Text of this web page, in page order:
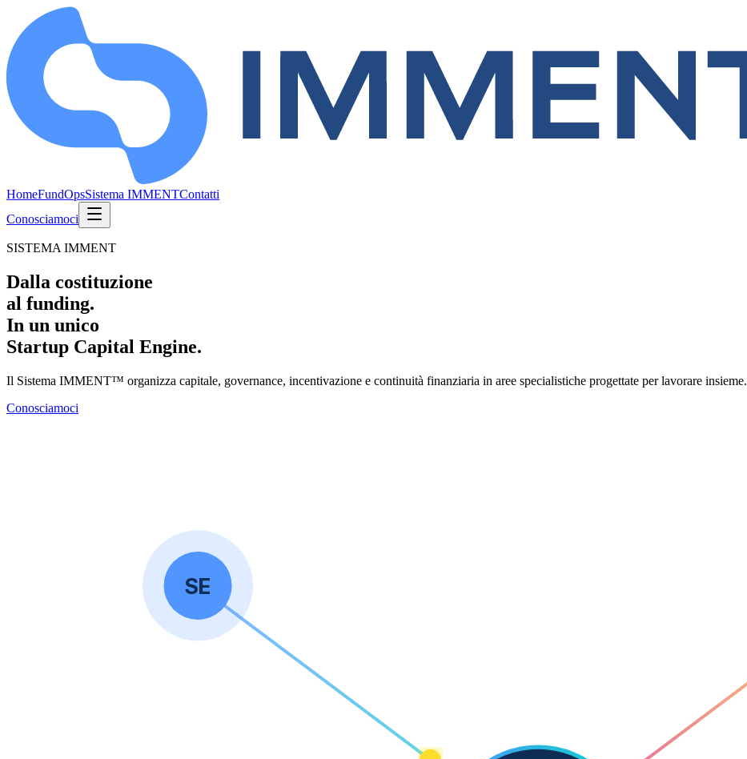
HomeFundOpsSistema IMMENTContatti
Conosciamoci
SISTEMA IMMENT
Dalla costituzione
al funding.
In un unico
Startup Capital Engine.
Il Sistema IMMENT™ organizza capitale, governance, incentivazione e continuità finanziaria in aree specialistiche progettate per lavorare insieme.
Conosciamoci
SE